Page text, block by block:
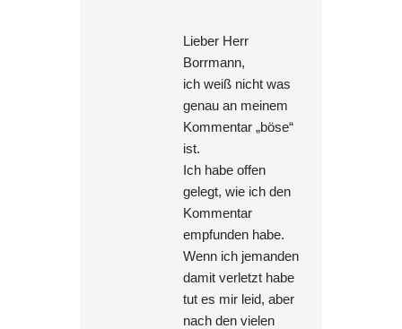
Lieber Herr
Borrmann,
ich weiß nicht was
genau an meinem
Kommentar „böse“
ist.
Ich habe offen
gelegt, wie ich den
Kommentar
empfunden habe.
Wenn ich jemanden
damit verletzt habe
tut es mir leid, aber
nach den vielen